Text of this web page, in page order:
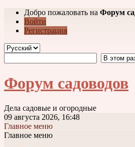
Добро пожаловать на Форум
Войти
Регистрация
Форум садоводов
Дела садовые и огородные
09 августа 2026, 16:48
Главное меню
Главное меню